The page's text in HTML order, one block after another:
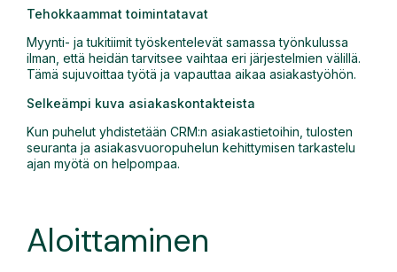
Tehokkaammat toimintatavat
Myynti- ja tukitiimit työskentelevät samassa työnkulussa
ilman, että heidän tarvitsee vaihtaa eri järjestelmien välillä.
Tämä sujuvoittaa työtä ja vapauttaa aikaa asiakastyöhön.
Selkeämpi kuva asiakaskontakteista
Kun puhelut yhdistetään CRM:n asiakastietoihin, tulosten
seuranta ja asiakasvuoropuhelun kehittymisen tarkastelu
ajan myötä on helpompaa.
Aloittaminen